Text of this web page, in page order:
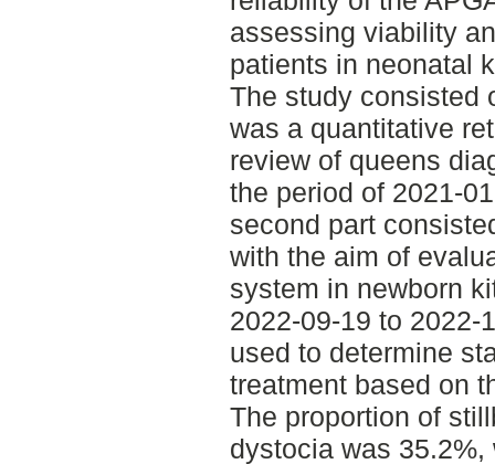
assessing viability
patients in neonatal
The study consisted
was a quantitative
review of queens
the period of 2021-
second part
with the aim of
system in newborn
2022-09-19 to 2022-
used to determine
treatment based on
The proportion of
dystocia was